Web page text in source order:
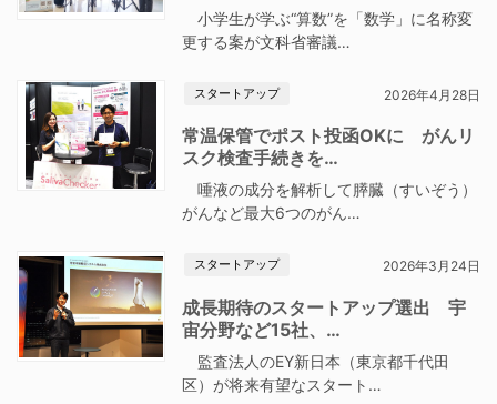
小学生が学ぶ“算数”を「数学」に名称変
更する案が文科省審議…
スタートアップ 2026年4月28日
常温保管でポスト投函OKに がんリ
スク検査手続きを…
唾液の成分を解析して膵臓（すいぞう）
がんなど最大6つのがん…
スタートアップ 2026年3月24日
成長期待のスタートアップ選出 宇
宙分野など15社、…
監査法人のEY新日本（東京都千代田
区）が将来有望なスタート…